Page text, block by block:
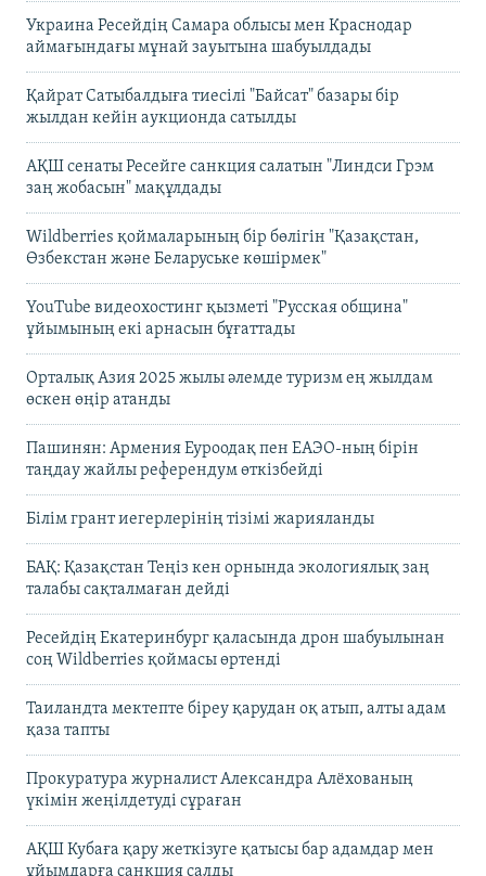
Украина Ресейдің Самара облысы мен Краснодар
аймағындағы мұнай зауытына шабуылдады
Қайрат Сатыбалдыға тиесілі "Байсат" базары бір
жылдан кейін аукционда сатылды
АҚШ сенаты Ресейге санкция салатын "Линдси Грэм
заң жобасын" мақұлдады
Wildberries қоймаларының бір бөлігін "Қазақстан,
Өзбекстан және Беларуське көшірмек"
YouTube видеохостинг қызметі "Русская община"
ұйымының екі арнасын бұғаттады
Орталық Азия 2025 жылы әлемде туризм ең жылдам
өскен өңір атанды
Пашинян: Армения Еуроодақ пен ЕАЭО-ның бірін
таңдау жайлы референдум өткізбейді
Білім грант иегерлерінің тізімі жарияланды
БАҚ: Қазақстан Теңіз кен орнында экологиялық заң
талабы сақталмаған дейді
Ресейдің Екатеринбург қаласында дрон шабуылынан
соң Wildberries қоймасы өртенді
Таиландта мектепте біреу қарудан оқ атып, алты адам
қаза тапты
Прокуратура журналист Александра Алёхованың
үкімін жеңілдетуді сұраған
АҚШ Кубаға қару жеткізуге қатысы бар адамдар мен
ұйымдарға санкция салды